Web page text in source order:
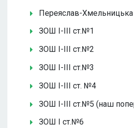
Переяслав-Хмельницька
ЗОШ І-ІІІ ст.№1
ЗОШ І-ІІІ ст.№2
ЗОШ І-ІІІ ст.№3
ЗОШ І-ІІІ ст. №4
ЗОШ І-ІІІ ст.№5 (наш
ЗОШ І ст.№6